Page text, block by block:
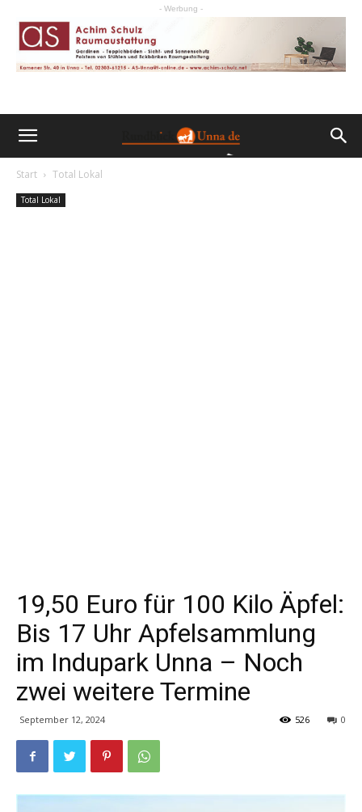
- Werbung -
Start Total Lokal
Total Lokal
19,50 Euro für 100 Kilo Äpfel:
Bis 17 Uhr Apfelsammlung
im Indupark Unna – Noch
zwei weitere Termine
September 12, 2024 0
526